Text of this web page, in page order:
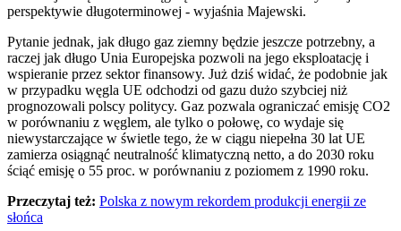
perspektywie długoterminowej - wyjaśnia Majewski.
Pytanie jednak, jak długo gaz ziemny będzie jeszcze potrzebny, a
raczej jak długo Unia Europejska pozwoli na jego eksploatację i
wspieranie przez sektor finansowy. Już dziś widać, że podobnie jak
w przypadku węgla UE odchodzi od gazu dużo szybciej niż
prognozowali polscy politycy. Gaz pozwala ograniczać emisję CO2
w porównaniu z węglem, ale tylko o połowę, co wydaje się
niewystarczające w świetle tego, że w ciągu niepełna 30 lat UE
zamierza osiągnąć neutralność klimatyczną netto, a do 2030 roku
ściąć emisję o 55 proc. w porównaniu z poziomem z 1990 roku.
Przeczytaj też: Polska z nowym rekordem produkcji energii ze
słońca